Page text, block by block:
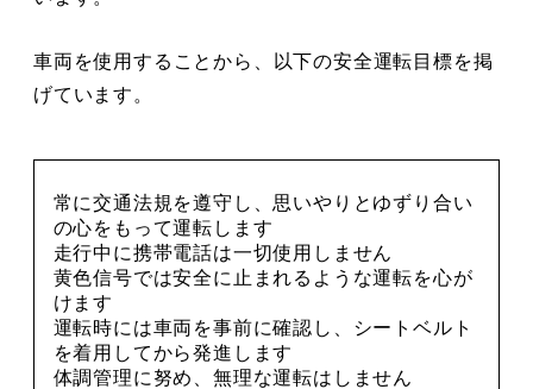
車両を使用することから、以下の安全運転目標を掲
げています。
常に交通法規を遵守し、思いやりとゆずり合い
の心をもって運転します
走行中に携帯電話は一切使用しません
黄色信号では安全に止まれるような運転を心が
けます
運転時には車両を事前に確認し、シートベルト
を着用してから発進します
体調管理に努め、無理な運転はしません